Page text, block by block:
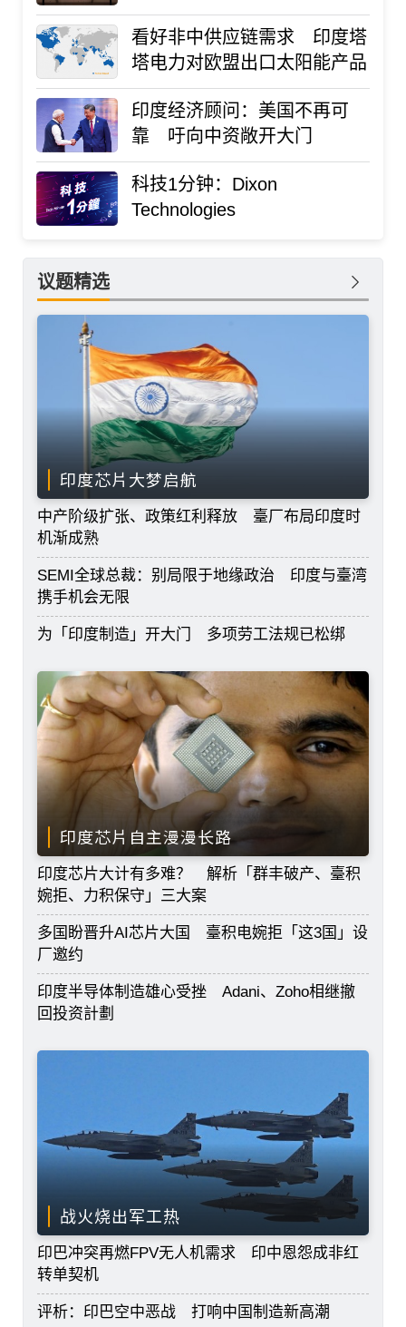
策利多
看好非中供应链需求 印度塔
塔电力对欧盟出口太阳能产品
印度经济顾问：美国不再可
靠 吁向中资敞开大门
科技1分钟：Dixon
Technologies
议题精选
印度芯片大梦启航
中产阶级扩张、政策红利释放 臺厂布局印度时
机渐成熟
SEMI全球总裁：别局限于地缘政治 印度与臺湾
携手机会无限
为「印度制造」开大门 多项劳工法规已松绑
印度芯片自主漫漫长路
印度芯片大计有多难？ 解析「群丰破产、臺积
婉拒、力积保守」三大案
多国盼晋升AI芯片大国 臺积电婉拒「这3国」设
厂邀约
印度半导体制造雄心受挫 Adani、Zoho相继撤
回投资計劃
战火烧出军工热
印巴冲突再燃FPV无人机需求 印中恩怨成非红
转单契机
评析：印巴空中恶战 打响中国制造新高潮